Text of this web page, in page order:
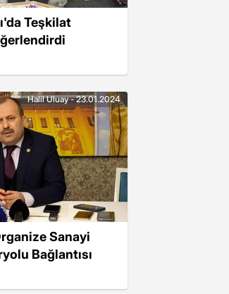
Teşkilat
Sanayi
Bağlantısı
Halil Uluay - 23.01.2024